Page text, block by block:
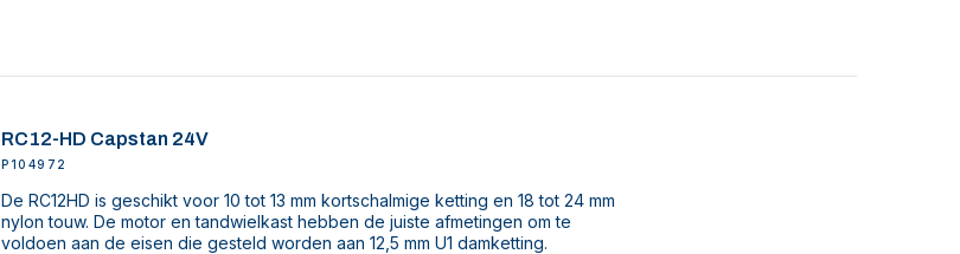
RC12-HD Capstan 24V
P104972
De RC12HD is geschikt voor 10 tot 13 mm kortschalmige ketting en 18 tot 24 mm
nylon touw. De motor en tandwielkast hebben de juiste afmetingen om te
voldoen aan de eisen die gesteld worden aan 12,5 mm U1 damketting.